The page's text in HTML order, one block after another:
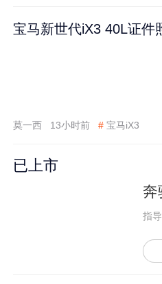
宝马新世代iX3 40L证件
莫一西 13小时前 # 宝马iX3
已上市
奔
指导